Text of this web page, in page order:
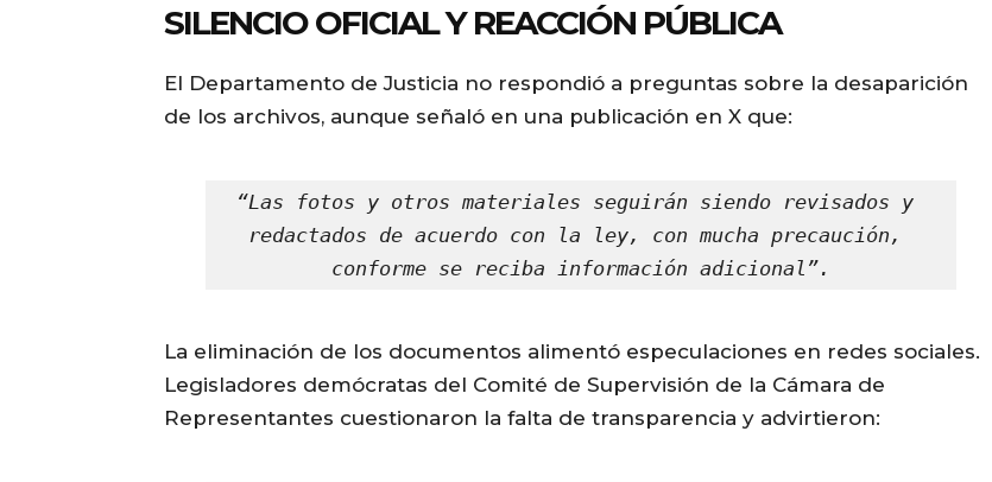
SILENCIO OFICIAL Y REACCIÓN PÚBLICA
El Departamento de Justicia no respondió a preguntas sobre la desaparición
de los archivos, aunque señaló en una publicación en X que:
“Las fotos y otros materiales seguirán siendo revisados y
redactados de acuerdo con la ley, con mucha precaución,
conforme se reciba información adicional”.
La eliminación de los documentos alimentó especulaciones en redes sociales.
Legisladores demócratas del Comité de Supervisión de la Cámara de
Representantes cuestionaron la falta de transparencia y advirtieron: